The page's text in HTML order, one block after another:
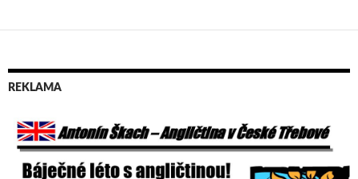
REKLAMA